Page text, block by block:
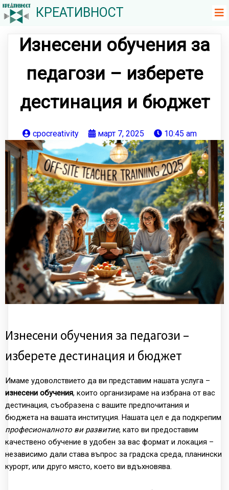
КРЕАТИВНОСТ
Изнесени обучения за
педагози – изберете
дестинация и бюджет
cpocreativity март 7, 2025 10:45 am
Изнесени обучения за педагози –
изберете дестинация и бюджет
Имаме удоволствието да ви представим нашата услуга –
изнесени обучения, които организираме на избрана от вас
дестинация, съобразена с вашите предпочитания и
бюджета на вашата институция. Нашата цел е да подкрепим
професионалното ви развитие, като ви предоставим
качествено обучение в удобен за вас формат и локация –
независимо дали става въпрос за градска среда, планински
курорт, или друго място, което ви вдъхновява.